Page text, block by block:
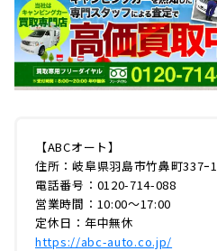
【ABCオート】
住所：岐阜県羽島市竹鼻町337ｰ1
電話番号：0120-714-088
営業時間：10:00〜17:00
定休日：年中無休
https://abc-auto.co.jp/